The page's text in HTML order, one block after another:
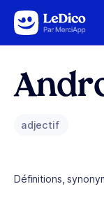
Aller au contenu
adjectif
Définitions,